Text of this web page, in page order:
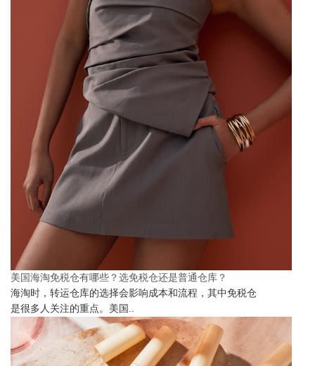
美国海淘免税仓有哪些？选免税仓还是普通仓库？
海淘时，转运仓库的选择会影响成本和流程，其中免税仓
是很多人关注的重点。美国..